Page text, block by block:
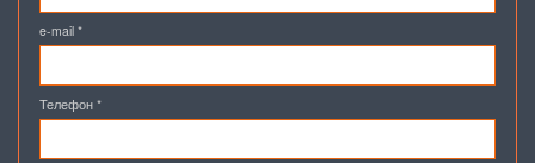
e-mail *
Телефон *